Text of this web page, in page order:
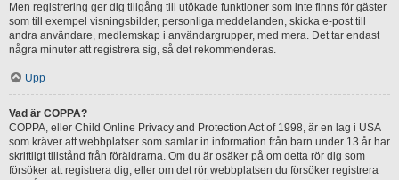
Men registrering ger dig tillgång till utökade funktioner som inte finns för gäster
som till exempel visningsbilder, personliga meddelanden, skicka e-post till
andra användare, medlemskap i användargrupper, med mera. Det tar endast
några minuter att registrera sig, så det rekommenderas.
Upp
Vad är COPPA?
COPPA, eller Child Online Privacy and Protection Act of 1998, är en lag i USA
som kräver att webbplatser som samlar in information från barn under 13 år har
skriftligt tillstånd från föräldrarna. Om du är osäker på om detta rör dig som
försöker att registrera dig, eller om det rör webbplatsen du försöker registrera